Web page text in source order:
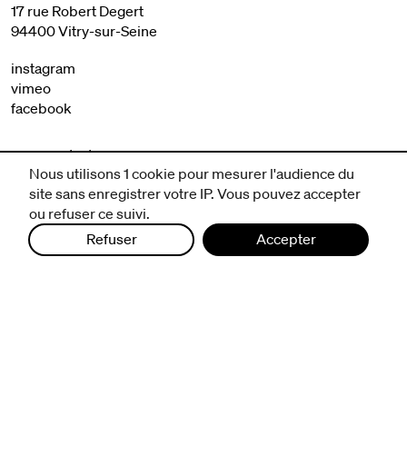
17 rue Robert Degert
94400 Vitry-sur-Seine
instagram
vimeo
facebook
nous contacter
mentions légales et CGV
politique de protection des données
Nous utilisons 1 cookie pour mesurer l'audience du
site sans enregistrer votre IP. Vous pouvez accepter
ou refuser ce suivi.
Refuser
Accepter